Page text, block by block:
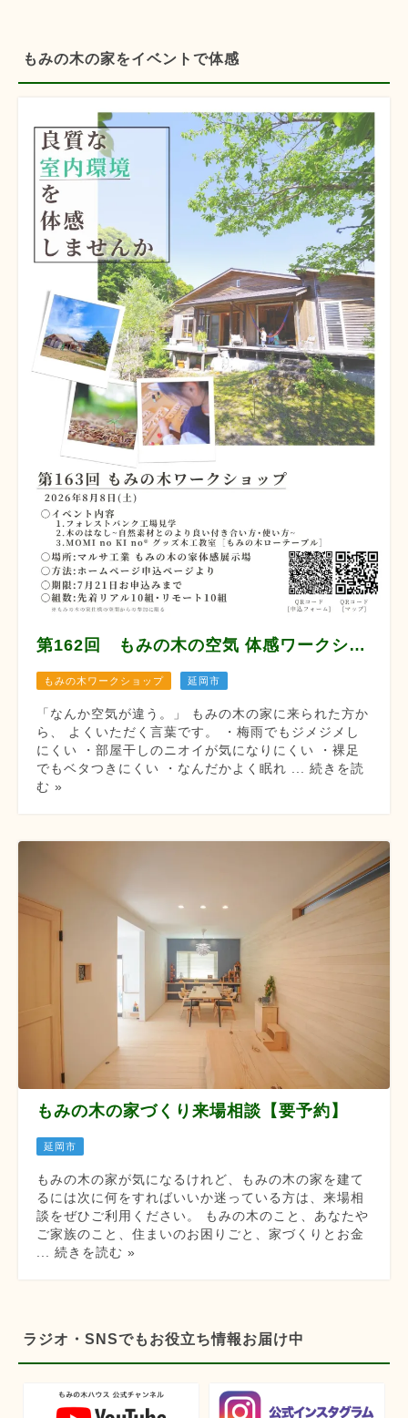
もみの木の家をイベントで体感
第162回 もみの木の空気 体感ワークショップ
もみの木ワークショップ 延岡市
「なんか空気が違う。」 もみの木の家に来られた方か
ら、 よくいただく言葉です。 ・梅雨でもジメジメし
にくい ・部屋干しのニオイが気になりにくい ・裸足
でもベタつきにくい ・なんだかよく眠れ ... 続きを読
む »
もみの木の家づくり来場相談【要予約】
延岡市
もみの木の家が気になるけれど、もみの木の家を建て
るには次に何をすればいいか迷っている方は、来場相
談をぜひご利用ください。 もみの木のこと、あなたや
ご家族のこと、住まいのお困りごと、家づくりとお金
... 続きを読む »
ラジオ・SNSでもお役立ち情報お届け中